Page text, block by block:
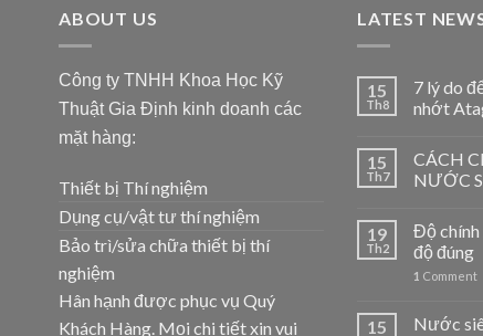
ABOUT US
Công ty TNHH Khoa Học Kỹ
Thuật Gia Định kinh doanh các
mặt hàng:
Thiết bị Thí nghiệm
Dụng cụ/vật tư thí nghiệm
Bảo trì/sửa chữa thiết bị thí
nghiệm
Hân hạnh được phục vụ Quý
Khách Hàng. Mọi chi tiết xin vui
LATEST
15
Th8
7 lý do
nhớt
15
Th7
CÁCH
NƯỚC
19
Th2
Độ chính
độ đúng
1 Comment
15
Nước